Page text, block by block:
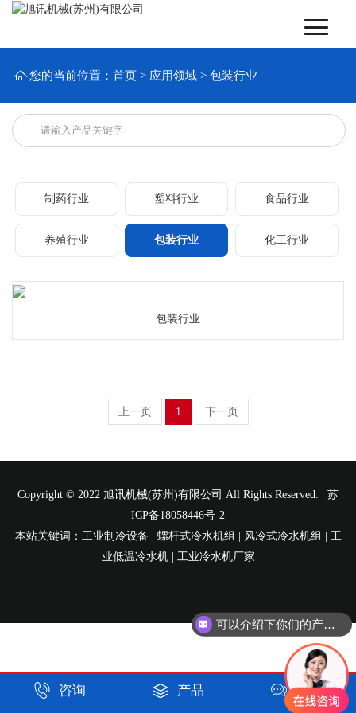
您的当前位置： 首页 > 应用领域 > 包装行业
制药行业 塑料行业 食品行业
养殖行业 包装行业 化工行业
包装行业
上一页 1 下一页
Copyright © 2022 旭讯机械(苏州)有限公司 All Rights Reserved. | 苏
ICP备18058446号-2
本站关键词：工业制冷设备 | 螺杆式冷水机组 | 风冷式冷水机组 | 工
业低温冷水机 | 工业冷水机厂家
 咨询  产品  短信
可以介绍下你们的产品么？